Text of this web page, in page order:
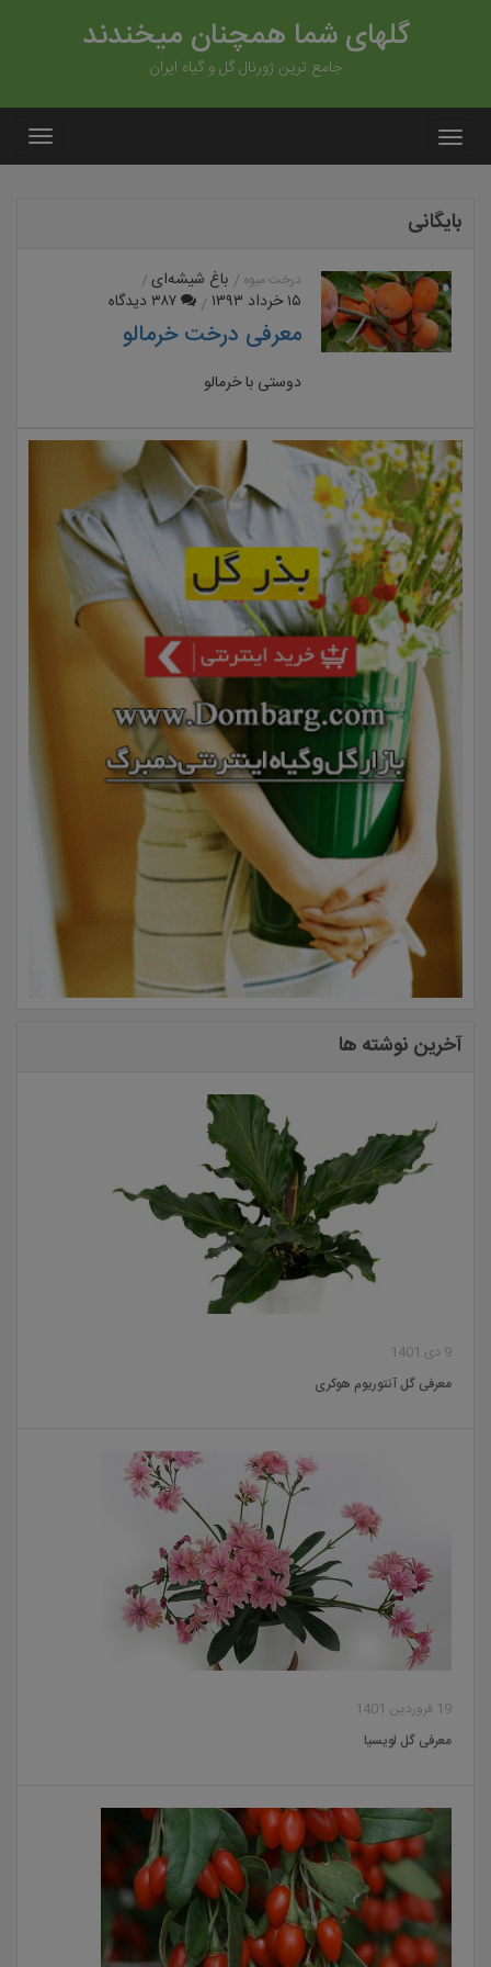
گلهای شما همچنان میخندند
جامع ترین ژورنال گل و گیاه ایران
بایگانی
درخت میوه
باغ شیشه‌ای
۱۵ خرداد ۱۳۹۳
۳۸۷ دیدگاه
معرفی درخت خرمالو
دوستی با خرمالو
آخرین نوشته ها
9 دی 1401
معرفی گل آنتوریوم هوکری
19 فروردین 1401
معرفی گل لویسیا